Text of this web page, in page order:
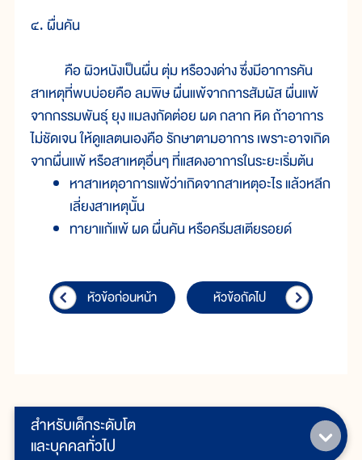
สำหรับเด็กระดับโต
และบุคคลทั่วไป
๔. ผื่นคัน
คือ ผิวหนังเป็นผื่น ตุ่ม หรือวงด่าง ซึ่งมีอาการคัน
สาเหตุที่พบบ่อยคือ ลมพิษ ผื่นแพ้จากการสัมผัส ผื่นแพ้
จากกรรมพันธุ์ ยุง แมลงกัดต่อย ผด กลาก หิด ถ้าอาการ
ไม่ชัดเจน ให้ดูแลตนเองคือ รักษาตามอาการ เพราะอาจเกิด
จากผื่นแพ้ หรือสาเหตุอื่นๆ ที่แสดงอาการในระยะเริ่มต้น
หาสาเหตุอาการแพ้ว่าเกิดจากสาเหตุอะไร แล้วหลีก
เลี่ยงสาเหตุนั้น
ทายาแก้แพ้ ผด ผื่นคัน หรือครีมสเตียรอยด์
หัวข้อก่อนหน้า หัวข้อถัดไป